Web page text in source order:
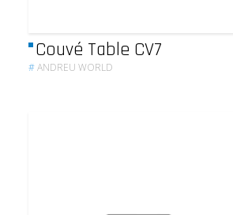
Couvé Table CV7
#ANDREU WORLD